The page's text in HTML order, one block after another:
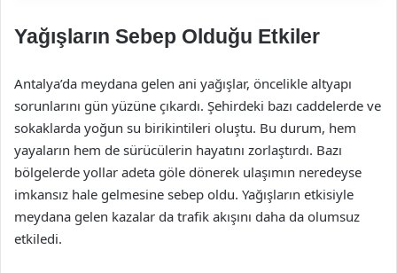
Yağışların Sebep Olduğu Etkiler
Antalya’da meydana gelen ani yağışlar, öncelikle altyapı
sorunlarını gün yüzüne çıkardı. Şehirdeki bazı caddelerde ve
sokaklarda yoğun su birikintileri oluştu. Bu durum, hem
yayaların hem de sürücülerin hayatını zorlaştırdı. Bazı
bölgelerde yollar adeta göle dönerek ulaşımın neredeyse
imkansız hale gelmesine sebep oldu. Yağışların etkisiyle
meydana gelen kazalar da trafik akışını daha da olumsuz
etkiledi.